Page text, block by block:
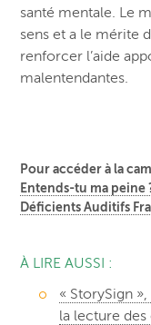
santé mentale. Le
sens et a le mérite
renforcer l’aide
malentendantes.
Pour accéder à la
Entends-tu ma peine
Déficients Auditifs
À LIRE AUSSI :
« StorySign
la lecture des